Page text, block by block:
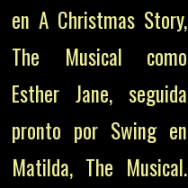
en A Christmas Story,
The Musical como
Esther Jane, seguida
pronto por Swing en
Matilda, The Musical.